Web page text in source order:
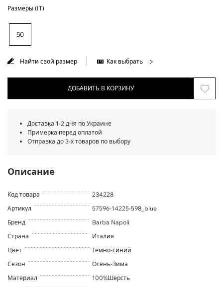
Размеры (IT)
50
Найти свой размер Как выбрать
ДОБАВИТЬ В КОРЗИНУ
Доставка 1-2 дня по Украине
Примерка перед оплатой
Отправка до 3-х товаров по выбору
Описание
Код товара
234228
Артикул
57596-14225-598_blue
Бренд
Barba Napoli
Страна
Италия
Цвет
Темно-синий
Сезон
Осень-Зима
Материал
100%Шерсть